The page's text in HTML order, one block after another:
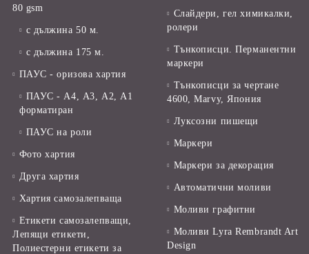
80 gsm
с дължина 50 м.
с дължина 175 м.
ПАУС - оризова хартия
ПАУС - А4, А3, А2, А1
форматиран
ПАУС на роли
Фото хартия
Друга хартия
Хартия самозалепваща
Етикети самозалепващи,
Лепящи етикети,
Полиестерни етикети за
Слайдери, гел химикалки,
ролери
Тънкописци. Перманентни
маркери
Тънкописци за чертане
4600, Marvy, Япония
Луксозни пишещи
Маркери
Маркери за декорация
Автоматични моливи
Моливи графитни
Моливи Lyra Rembrandt Art
Design